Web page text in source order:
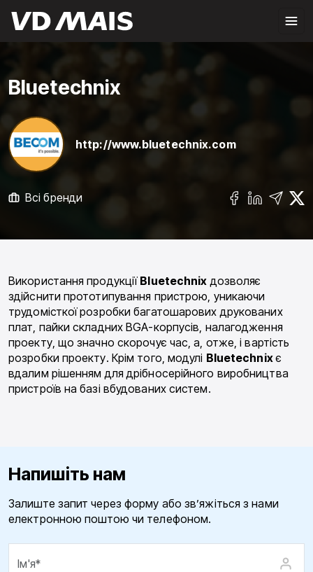
Bluetechnix
http://www.bluetechnix.com
Всі бренди
Використання продукції Bluetechnix дозволяє
здійснити прототипування пристрою, уникаючи
трудомісткої розробки багатошарових друкованих
плат, пайки складних BGA-корпусів, налагодження
проекту, що значно скорочує час, а, отже, і вартість
розробки проекту. Крім того, модулі Bluetechnixє
вдалим рішенням для дрібносерійного виробництва
пристроїв на базі вбудованих систем.
Напишіть нам
Залиште запит через форму або зв’яжіться з нами
електронною поштою чи телефоном.